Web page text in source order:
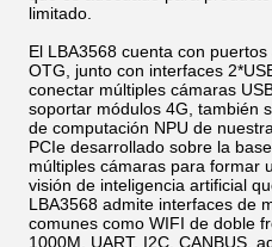
limitado.
El LBA3568 cuenta con
OTG, junto con interfaces
conectar múltiples cámaras
soportar módulos 4G, también
de computación NPU de
PCIe desarrollado sobre la
múltiples cámaras para formar
visión de inteligencia artificial
LBA3568 admite interfaces de
comunes como WIFI de doble
1000M, UART, I2C, CANBUS,